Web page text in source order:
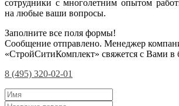
сотрудники с многолетним опытом
на любые ваши вопросы.
Заполните все поля формы!
Сообщение отправлено. Менеджер
«СтройСитиКомплект» свяжется с Вами в
8 (495) 320-02-01